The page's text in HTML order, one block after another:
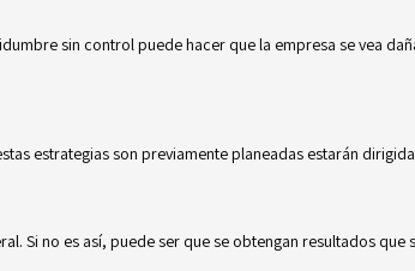
sin control puede hacer que la empresa se vea
estrategias son previamente planeadas estarán
Si no es así, puede ser que se obtengan resultados